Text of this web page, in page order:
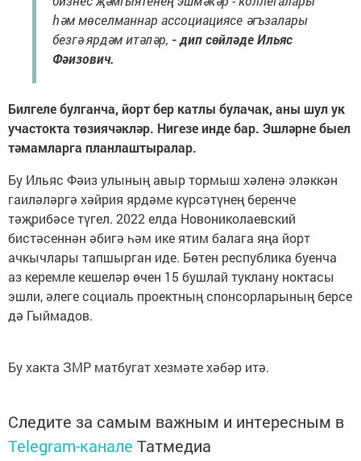
һәм мөселманнар ассоциациясе әгъзалары
безгә ярдәм итәләр, - дип сөйләде Ильяс
Фәизович.
Билгеле булганча, йорт бер катлы булачак, аны шул ук
участокта төзиячәкләр. Нигезе инде бар. Эшләрне быел
тәмамларга планлаштыралар.
Бу Ильяс Фәиз улының авыр тормыш хәленә эләккән
гаиләләргә хәйрия ярдәме күрсәтүнең беренче
тәҗрибәсе түгел. 2022 елда Новониколаевский
бистәсеннән әбигә һәм ике ятим балага яңа йорт
ачкычлары тапшырган иде. Бөтен республика буенча
аз керемле кешеләр өчен 15 бушлай туклану ноктасы
эшли, әлеге социаль проектның спонсорларының берсе
дә Гыймадов.
Бу хакта ЗМР матбугат хезмәте хәбәр итә.
Следите за самым важным и интересным в
Telegram-канале Татмедиа